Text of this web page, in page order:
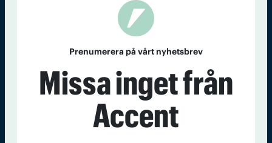
Accent
Prenumerera på vårt nyhetsbrev
Missa inget från
Accent